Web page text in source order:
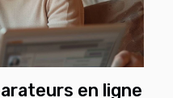
en ligne